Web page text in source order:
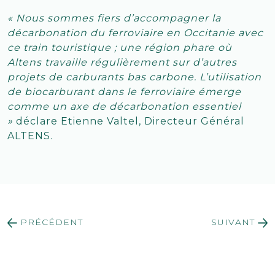
« Nous sommes fiers d’accompagner la
décarbonation du ferroviaire en Occitanie avec
ce train touristique ; une région phare où
Altens travaille régulièrement sur d’autres
projets de carburants bas carbone. L’utilisation
de biocarburant dans le ferroviaire émerge
comme un axe de décarbonation essentiel
» déclare Etienne Valtel, Directeur Général
ALTENS.
PRÉCÉDENT SUIVANT